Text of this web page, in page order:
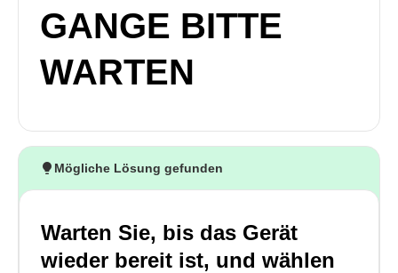
GANGE BITTE
WARTEN
Mögliche Lösung gefunden
Warten Sie, bis das Gerät
wieder bereit ist, und wählen